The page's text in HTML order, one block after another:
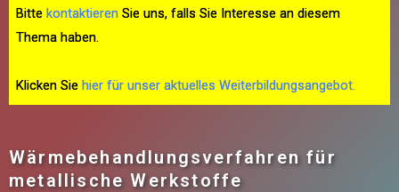
Bitte kontaktieren Sie uns, falls Sie Interesse an diesem
Thema haben.
Klicken Sie hier für unser aktuelles Weiterbildungsangebot.
Wärmebehandlungsverfahren für
metallische Werkstoffe